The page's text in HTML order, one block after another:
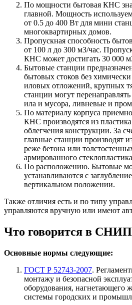
По мощности бытовая КНС
главной. Мощность
от 0.5 до 400 Вт для мини
многоквартирных домов.
Пропускная способность
от 100 л до 300 м3/час.
КНС может достигать 30 000
Бытовые станции
бытовых стоков без
иловых отложений, крупных
станции могут
ила и мусора, ливневые и
По материалу корпуса
КНС производятся из
облегчения конструкции. За
главные станции производят
реже бетона или
армированного
По расположению. Бытовые
устанавливаются с
вертикальном положении.
Также отличия есть и по типу
управляются вручную или имеют
Что говорится в
Основные нормы следующие:
ГОСТ Р 52743-2007.
монтажу и безопасной
оборудования, нагнетающего
системы городских и